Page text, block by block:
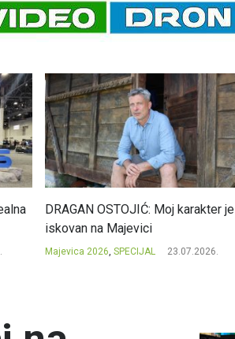
DRAGAN OSTOJIĆ: Moj karakter je
iskovan na Majevici
Majevica 2026, SPECIJAL 23.07.2026.